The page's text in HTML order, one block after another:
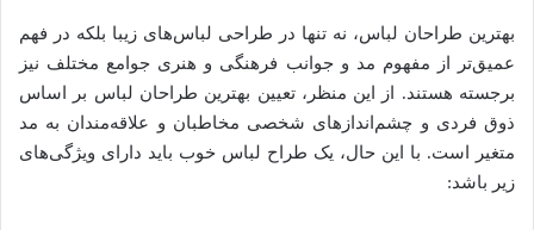
بهترین طراحان لباس، نه تنها در طراحی لباس‌های زیبا بلکه در فهم
عمیق‌تر از مفهوم مد و جوانب فرهنگی و هنری جوامع مختلف نیز
برجسته هستند. از این منظر، تعیین بهترین طراحان لباس بر اساس
ذوق فردی و چشم‌اندازهای شخصی مخاطبان و علاقه‌مندان به مد
متغیر است. با این حال، یک طراح لباس خوب باید دارای ویژگی‌های
زیر باشد: